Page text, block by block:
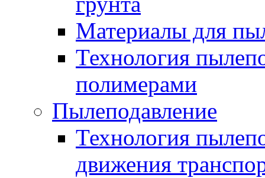
Материалы для
Технология
полимерами
Пылеподавление
Технология
движения